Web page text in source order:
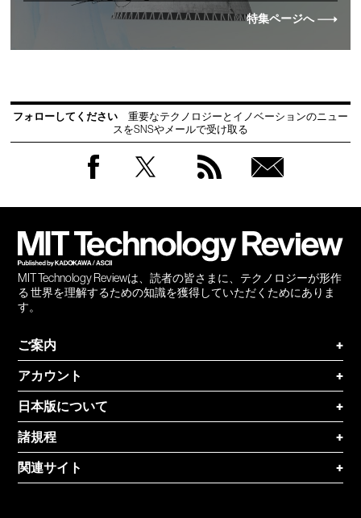
特集ページへ
フォローしてください
重要なテクノロジーとイノベーションのニュー
スをSNSやメールで受け取る
MIT Technology Reviewは、読者の皆さまに、テクノロジーが形作
る 世界を理解するための知識を獲得していただくためにありま
す。
ご案内
+
アカウント
+
日本版について
+
諸規程
+
関連サイト
+